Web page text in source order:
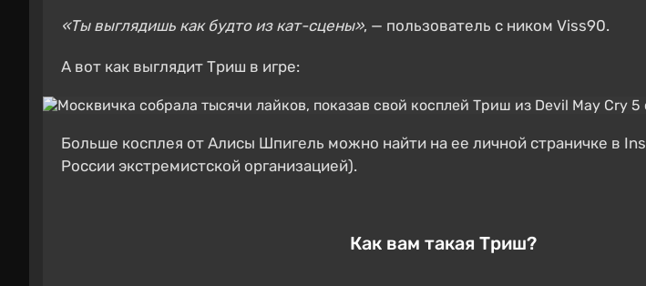
«Ты выглядишь как будто из кат-сцены», — пользователь с ником Viss90.
А вот как выглядит Триш в игре:
Больше косплея от Алисы Шпигель можно найти на ее личной страничке в
России экстремистской организацией).
Как вам такая Триш?